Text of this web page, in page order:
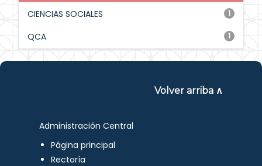
1
CIENCIAS SOCIALES
1
QCA
Volver arriba ∧
Administración Central
Página principal
Rectoría